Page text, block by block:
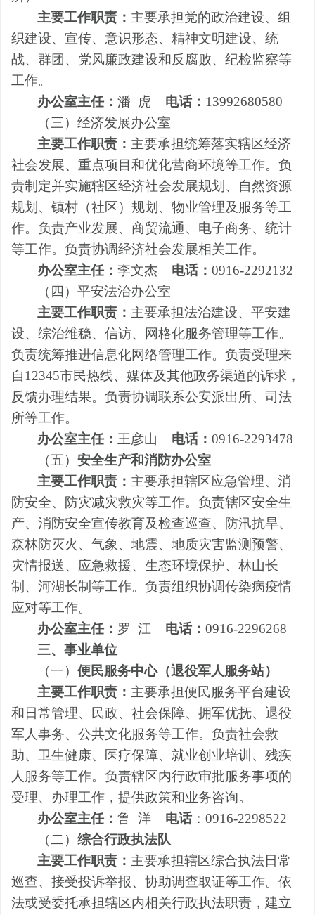
主要工作职责： 主要承担党的政治建设、组
织建设、宣传、意识形态、精神文明建设、统
战、群团、党风廉政建设和反腐败、纪检监察等
工作。
办公室主任：潘 虎 电话： 13992680580
（三）经济发展办公室
主要工作职责： 主要承担统筹落实辖区经济
社会发展、重点项目和优化营商环境等工作。负
责制定并实施辖区经济社会发展规划、自然资源
规划、镇村（社区）规划、物业管理及服务等工
作。负责产业发展、商贸流通、电子商务、统计
等工作。负责协调经济社会发展相关工作。
办公室主任：李文杰 电话：0916-2292132
（四）平安法治办公室
主要工作职责： 主要承担法治建设、平安建
设、综治维稳、信访、网格化服务管理等工作。
负责统筹推进信息化网络管理工作。负责受理来
自12345市民热线、媒体及其他政务渠道的诉求，
反馈办理结果。负责协调联系公安派出所、司法
所等工作。
办公室主任： 王彦山 电话：0916-2293478
（五）安全生产和消防办公室
主要工作职责： 主要承担辖区应急管理、消
防安全、防灾减灾救灾等工作。负责辖区安全生
产、消防安全宣传教育及检查巡查、防汛抗旱、
森林防灭火、气象、地震、地质灾害监测预警、
灾情报送、应急救援、生态环境保护、 林山长
制、河湖长制等工作。负责组织协调传染病疫情
应对等工作。
办公室主任： 罗 江 电话：0916-2296268
三、事业单位
（一）便民服务中心（退役军人服务站）
主要工作职责： 主要承担便民服务平台建设
和日常管理、民政、社会保障、拥军优抚、退役
军人事务、公共文化服务等工作。负责社会救
助、卫生健康、医疗保障、就业创业培训、残疾
人服务等工作。负责辖区内行政审批服务事项的
受理、办理工作，提供政策和业务咨询。
办公室主任：鲁 洋 电话 ：0916-2298522
（二）综合行政执法队
主要工作职责： 主要承担辖区综合执法日常
巡查、接受投诉举报、协助调查取证等工作。依
法或受委托承担辖区内相关行政执法职责，建立